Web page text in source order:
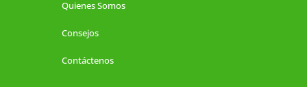
Quienes Somos
Consejos
Contáctenos